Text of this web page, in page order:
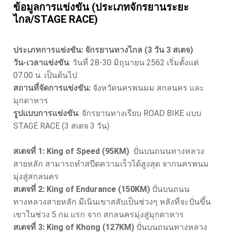
ข้อมูลการแข่งขัน (ประเภทจักรยานระยะ
ไกล/STAGE RACE)
ประเภทการแข่งขัน: จักรยานทางไกล (3 วัน 3 สเตจ)
วัน-เวลาแข่งขัน: วันที่ 28-30 มิถุนายน 2562 เริ่มตั้งแต่
07.00 น. เป็นต้นไป
สถานที่จัดการแข่งขัน: จังหวัดนครพนมม สกลนคร และ
มุกดาหาร
รูปแบบการแข่งขัน: จักรยานทางเรียบ ROAD BIKE แบบ
STAGE RACE (3 สเตจ 3 วัน)
สเตจที่ 1: King of Speed (95KM) ปั่นบนถนนทางหลวง
สายหลัก สามารถทำสปีดความเร็วได้สูงสุด จากนครพนม
มุ่งสู่สกลนคร
สเตจที่ 2: King of Endurance (150KM) ปั่นบนถนน
ทางหลวงสายหลัก มีเนินเขาสลับเป็นช่วงๆ หลังที่จะปั่นขึ้น
เขาในช่วง 5 กม.แรก จาก สกลนครมุ่งสู่มุกดาหาร
สเตจที่ 3: King of Khong (127KM) ปั่นบนถนนทางหลวง